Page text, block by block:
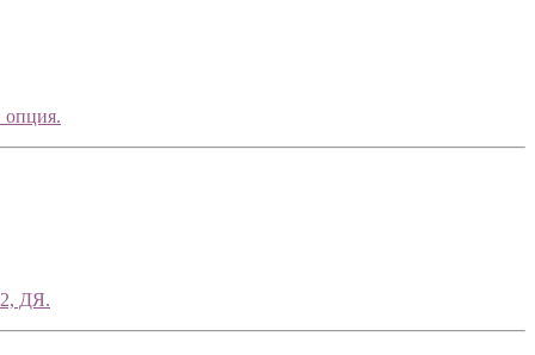
опция.
ДЯ.